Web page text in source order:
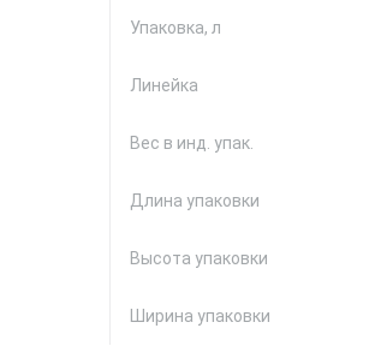
Упаковка, л
Линейка
Вес в инд. упак.
Длина упаковки
Высота упаковки
Ширина упаковки